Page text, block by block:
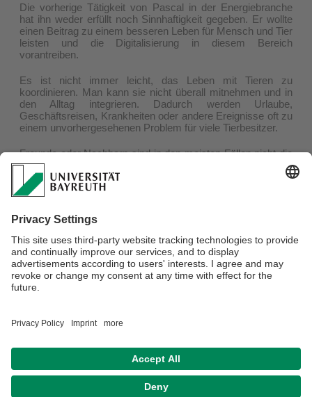
Die vorherige Tätigkeit von Pascal in der Energiebranche
hat ihn weder erfüllt noch Sinnhaftigkeit gegeben. Er wollte
einen Beitrag zu einem besseren Leben für Mensch und Tier
leisten und die Digitalisierung in diesem Bereich
vorantreiben.
Es ist nicht immer leicht, das Leben mit Tieren zu
koordinieren. Man kann sie nicht überall mitnehmen und in
den Alltag integrieren. Dadurch werden Urlaube,
Geschäftsreisen, Krankheiten oder andere Ereignisse oft zu
einem unvorhergesehenen Problem für viele Tierbesitzer.
Freunde oder Nachbarn sind in den meisten Fällen nicht die
perfekte Lösung, da sie oft nicht über die gewünschte
Expertise verfügen und das Tier nur als Gefälligkeit nehmen.
Auch Tierpensionen sind gerade zur Urlaubszeit oft
ausgebucht und nicht für alle Tiere und Tierarten geeignet.
An dieser Stelle setzen wir an und wollen Tierhaltern und
Tieren mit der Vermittlung von liebevollen Sittern das Leben
ein Stück entspannter machen.
Verantwortlich für die Redaktion:
Impressum